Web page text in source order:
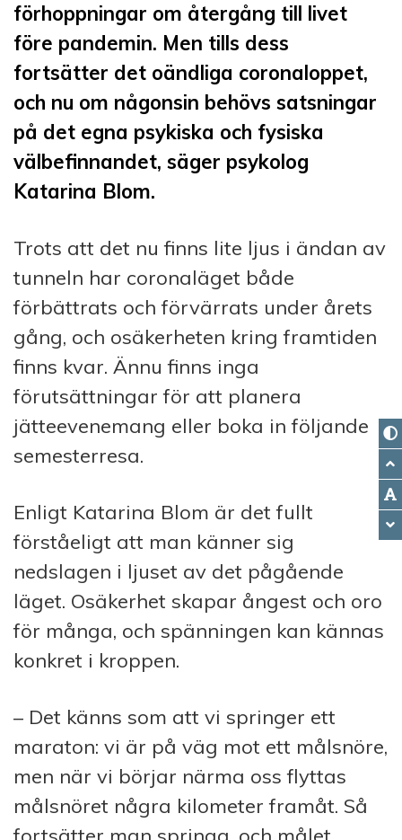
förhoppningar om återgång till livet
före pandemin. Men tills dess
fortsätter det oändliga coronaloppet,
och nu om någonsin behövs satsningar
på det egna psykiska och fysiska
välbefinnandet, säger psykolog
Katarina Blom.
Trots att det nu finns lite ljus i ändan av
tunneln har coronaläget både
förbättrats och förvärrats under årets
gång, och osäkerheten kring framtiden
finns kvar. Ännu finns inga
förutsättningar för att planera
jätteevenemang eller boka in följande
semesterresa.
Enligt Katarina Blom är det fullt
förståeligt att man känner sig
nedslagen i ljuset av det pågående
läget. Osäkerhet skapar ångest och oro
för många, och spänningen kan kännas
konkret i kroppen.
– Det känns som att vi springer ett
maraton: vi är på väg mot ett målsnöre,
men när vi börjar närma oss flyttas
målsnöret några kilometer framåt. Så